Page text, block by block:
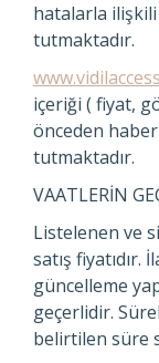
hatalarla ilişkili
tutmaktadır.
içeriği ( fiyat,
önceden haber
tutmaktadır.
VAATLERİN
Listelenen ve
satış
güncelleme
geçerlidir.
belirtilen süre